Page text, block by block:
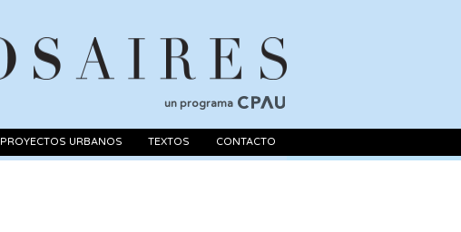
un programa
PROYECTOS URBANOS TEXTOS CONTACTO